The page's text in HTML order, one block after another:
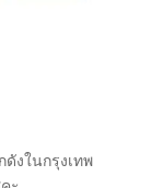
งในกรุงเทพ